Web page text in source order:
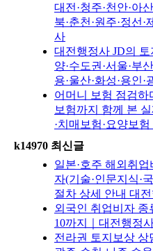
대전·청주·천안·아
북·춘천·원주·정선
사
대전행정사 JD의 토
양·수도권·서울·부
용·울산·화성·용인
어머니 보험 점검하
보험까지 함께 본
·치매보험·요양보
k14970 최신글
일본·호주 해외취
자(기술·인문지식·
절차 상세 안내 대
외국인 취업비자 종
10까지｜대전행정
전라권 토지보상 상